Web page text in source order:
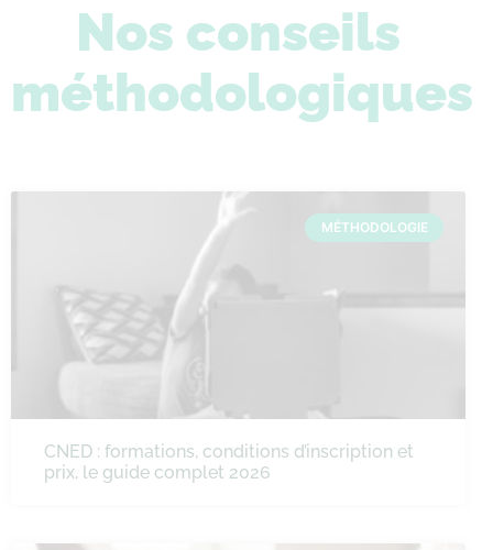
Nos conseils
méthodologiques
MÉTHODOLOGIE
CNED : formations, conditions d’inscription et
prix, le guide complet 2026